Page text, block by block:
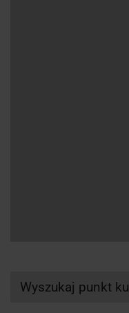
Wyszukaj punkt